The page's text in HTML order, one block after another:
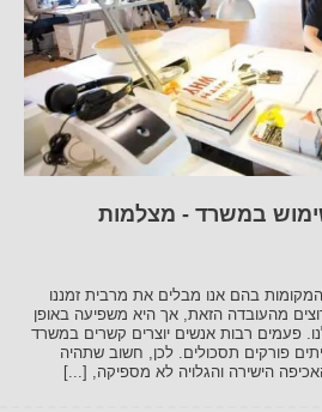
במשרד - מצלמות
בהם אנו מבלים את מרבית זמננו
מהעובדה הזאת, אך היא משפיעה באופן
פעמים רבות אנשים יוצרים קשרים במשרד
פורקים תסכולים. לכן, חשוב שתהיה
הישירה והגלויה לא מספיקה, [...]